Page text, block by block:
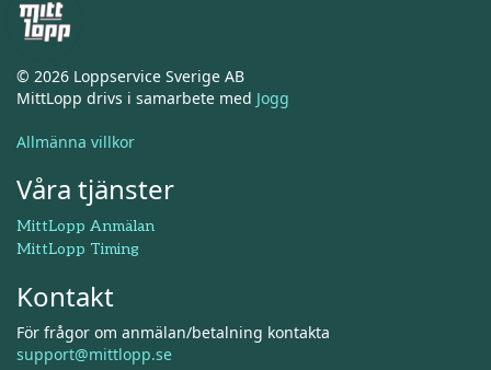
© 2026 Loppservice Sverige AB
MittLopp drivs i samarbete med Jogg
Allmänna villkor
Våra tjänster
MittLopp Anmälan
MittLopp Timing
Kontakt
För frågor om anmälan/betalning kontakta
support@mittlopp.se